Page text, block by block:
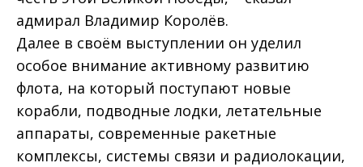
адмирал Владимир Королёв.
Далее в своём выступлении он уделил
особое внимание активному развитию
флота, на который поступают новые
корабли, подводные лодки, летательные
аппараты, современные ракетные
комплексы, системы связи и радиолокации,